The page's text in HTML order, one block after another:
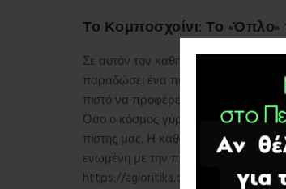
Το Κομποσχοίνι: Το
Σε αυτόν τον καθημερινό
παραδώσει ένα πανίσχυρο όπλο: το
πιστό να προφέρει αδιαλείπτως το
Όσο ο κόσμος γύρω μας γίνεται πιο
πίστης μας. Η καθαρή προσευχή
ενωμένη με την πηγή της Ζωής, τον
https://agioritika.com/product/